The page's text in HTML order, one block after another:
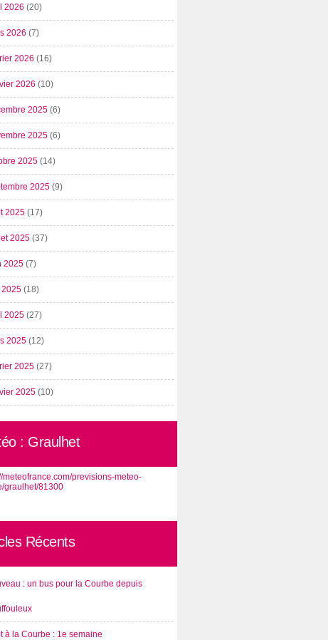
2026 (20)
2026 (7)
2026 (16)
2026 (10)
2025 (6)
2025 (6)
2025 (14)
2025 (9)
2025 (17)
2025 (37)
2025 (7)
2025 (18)
2025 (27)
2025 (12)
2025 (27)
2025 (10)
: Graulhet
meteofrance.com/previsions-meteo-
graulhet/81300
Récents
: un bus pour la Courbe depuis
à la Courbe : 1e semaine